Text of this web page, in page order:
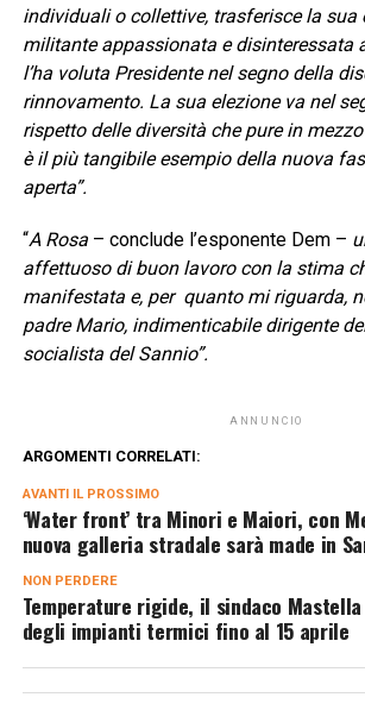
individuali o collettive, trasferisce la sua
militante appassionata e disinteressata
l’ha voluta Presidente nel segno della
rinnovamento. La sua elezione va nel
rispetto delle diversità che pure in
è il più tangibile esempio della nuova
aperta”.
“A Rosa– conclude l’esponente Dem –
affettuoso di buon lavoro con la stima
manifestata e, per quanto mi riguarda,
padre Mario, indimenticabile dirigente
socialista del Sannio”.
ANNUNCIO
ARGOMENTI CORRELATI:
AVANTI IL ​​PROSSIMO
‘Water front’ tra Minori e Maiori, con
nuova galleria stradale sarà made in
NON PERDERE
Temperature rigide, il sindaco
degli impianti termici fino al 15 aprile